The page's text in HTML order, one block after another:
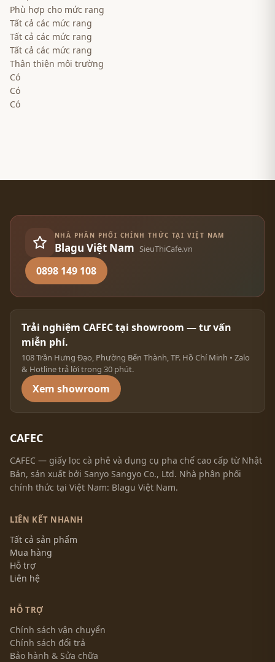
Phù hợp cho mức rang
Tất cả các mức rang
Tất cả các mức rang
Tất cả các mức rang
Thân thiện môi trường
Có
Có
Có
NHÀ PHÂN PHỐI CHÍNH THỨC TẠI VIỆT NAM
Blagu Việt Nam SieuThiCafe.vn
0898 149 108
Trải nghiệm CAFEC tại showroom — tư vấn
miễn phí.
108 Trần Hưng Đạo, Phường Bến Thành, TP. Hồ Chí Minh • Zalo
& Hotline trả lời trong 30 phút.
Xem showroom
CAFEC
CAFEC — giấy lọc cà phê và dụng cụ pha chế cao cấp từ Nhật
Bản, sản xuất bởi Sanyo Sangyo Co., Ltd. Nhà phân phối
chính thức tại Việt Nam: Blagu Việt Nam.
LIÊN KẾT NHANH
Tất cả sản phẩm
Mua hàng
Hỗ trợ
Liên hệ
HỖ TRỢ
Chính sách vận chuyển
Chính sách đổi trả
Bảo hành & Sửa chữa